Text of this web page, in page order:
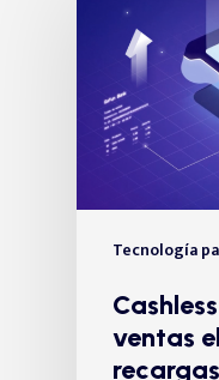
Tecnología
ventas
recargas